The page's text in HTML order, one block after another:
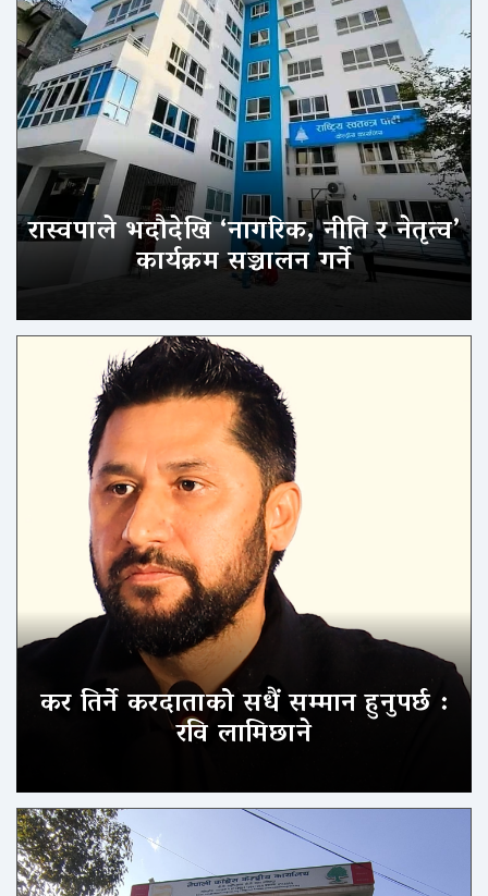
रास्वपाले भदौदेखि ‘नागरिक, नीति र नेतृत्व’
कार्यक्रम सञ्चालन गर्ने
कर तिर्ने करदाताको सधैं सम्मान हुनुपर्छ :
रवि लामिछाने